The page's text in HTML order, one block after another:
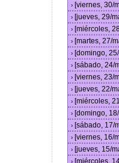
› [viernes, 30/
› [jueves, 29/
› [miércoles,
› [martes, 27/
› [domingo,
› [sábado, 24/
› [viernes, 23/
› [jueves, 22/
› [miércoles,
› [domingo,
› [sábado, 17/
› [viernes, 16/
› [jueves, 15/
› [miércoles,